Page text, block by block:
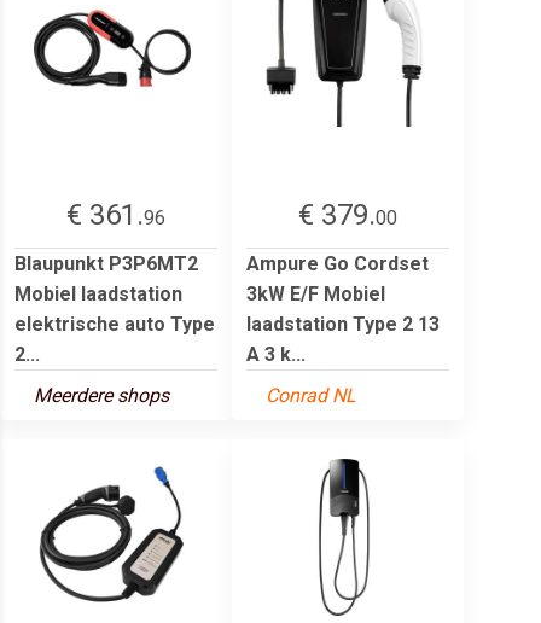
€ 361.96
Blaupunkt P3P6MT2
Mobiel laadstation
elektrische auto Type
2...
Meerdere shops
€ 379.00
Ampure Go Cordset
3kW E/F Mobiel
laadstation Type 2 13
A 3 k...
Conrad NL